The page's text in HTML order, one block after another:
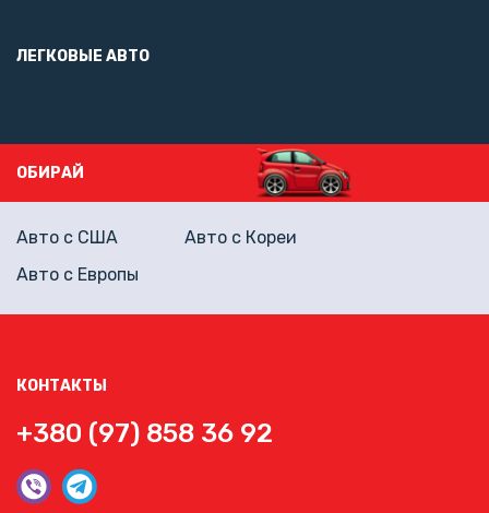
ЛЕГКОВЫЕ АВТО
КОНТАКТЫ
+380 (97) 858 36 92
ОБИРАЙ
Авто с США
Авто с Кореи
Авто с Европы